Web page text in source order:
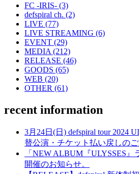
FC -IRIS- (3)
defspiral ch. (2)
LIVE (77)
LIVE STREAMING (6)
EVENT (29)
MEDIA (212)
RELEASE (46)
GOODS (65)
WEB (20)
OTHER (61)
recent information
3月24日(日) defspiral tour 2024
替公演・チケット払い戻しの
「NEW ALBUM『ULYSSES』
開催のお知らせ。